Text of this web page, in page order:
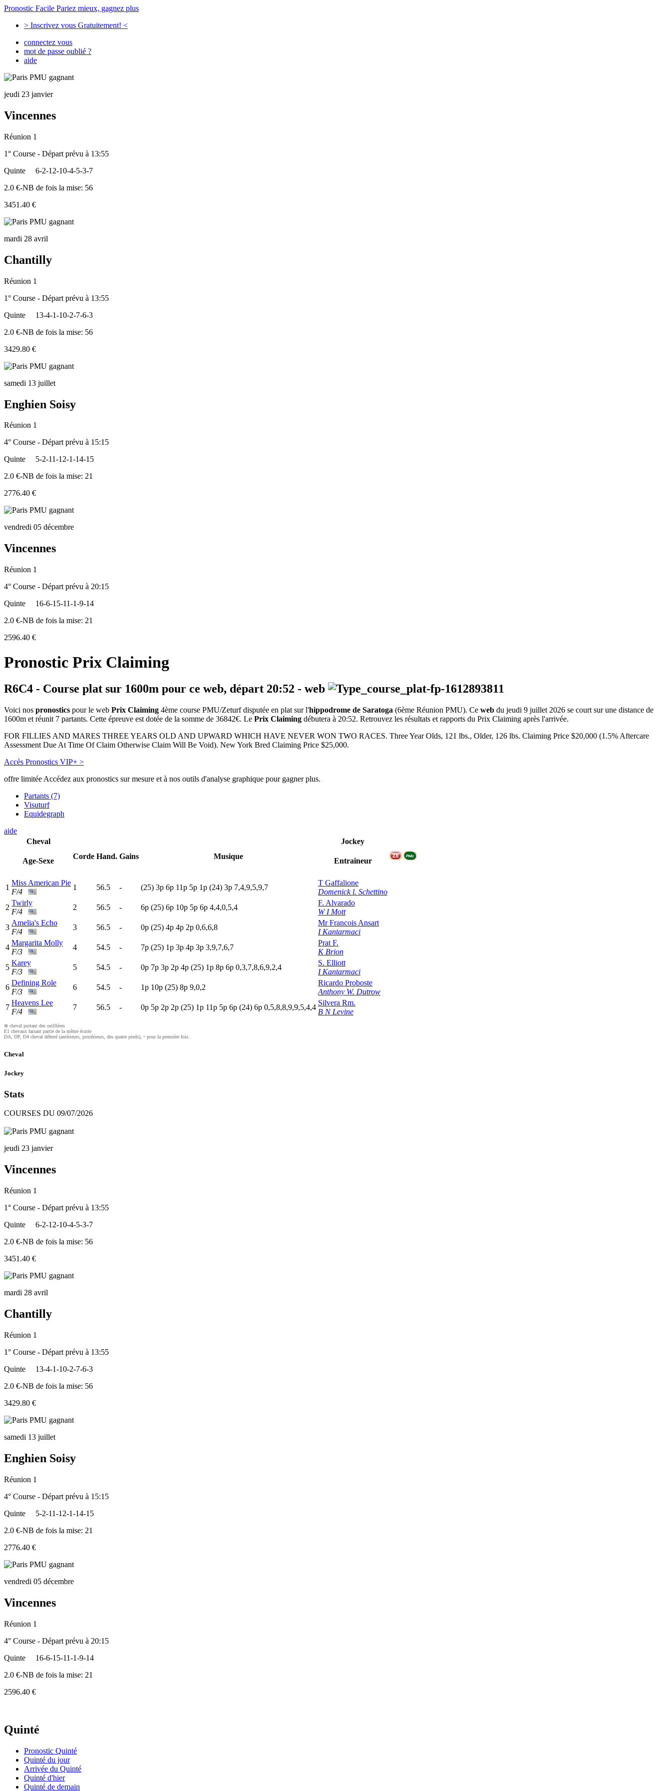
Pronostic Facile Pariez mieux, gagnez plus
> Inscrivez vous Gratuitement! <
connectez vous
mot de passe oublié ?
aide
jeudi 23 janvier
Vincennes
Réunion 1
1° Course - Départ prévu à 13:55
Quinte
6-2-12-10-4-5-3-7
2.0 €-NB de fois la mise: 56
3451.40 €
mardi 28 avril
Chantilly
Réunion 1
1° Course - Départ prévu à 13:55
Quinte
13-4-1-10-2-7-6-3
2.0 €-NB de fois la mise: 56
3429.80 €
samedi 13 juillet
Enghien Soisy
Réunion 1
4° Course - Départ prévu à 15:15
Quinte
5-2-11-12-1-14-15
2.0 €-NB de fois la mise: 21
2776.40 €
vendredi 05 décembre
Vincennes
Réunion 1
4° Course - Départ prévu à 20:15
Quinte
16-6-15-11-1-9-14
2.0 €-NB de fois la mise: 21
2596.40 €
Pronostic Prix Claiming
R6C4 - Course plat sur 1600m pour ce web, départ 20:52 - web
Voici nos pronostics pour le web Prix Claiming 4ème course PMU/Zeturf disputée en plat sur l'hippodrome de Saratoga (6ème Réunion PMU). Ce web du jeudi 9 juillet 2026 se court sur une distance de
1600m et réunit 7 partants. Cette épreuve est dotée de la somme de 36842€. Le Prix Claiming débutera à 20:52. Retrouvez les résultats et rapports du Prix Claiming après l'arrivée.
FOR FILLIES AND MARES THREE YEARS OLD AND UPWARD WHICH HAVE NEVER WON TWO RACES. Three Year Olds, 121 lbs., Older, 126 lbs. Claiming Price $20,000 (1.5% Aftercare
Assessment Due At Time Of Claim Otherwise Claim Will Be Void). New York Bred Claiming Price $25,000.
Accès Pronostics VIP+ >
offre limitée Accédez aux pronostics sur mesure et à nos outils d'analyse graphique pour gagner plus.
Partants (7)
Visuturf
Equidegraph
aide
Cheval
Age-Sexe
Corde Hand. Gains Musique
Jockey
Entraineur
1
Miss American Pie
F/4
1 56.5 - (25) 3p 6p 11p 5p 1p (24) 3p 7,4,9,5,9,7
T Gaffalione
Domenick l. Schettino
2
Twirly
F/4
2 56.5 - 6p (25) 6p 10p 5p 6p 4,4,0,5,4
F. Alvarado
W I Mott
3
Amelia's Echo
F/4
3 56.5 - 0p (25) 4p 4p 2p 0,6,6,8
Mr Francois Ansart
I Kantarmaci
4
Margarita Molly
F/3
4 54.5 - 7p (25) 1p 3p 4p 3p 3,9,7,6,7
Prat F.
K Brion
5
Karey
F/3
5 54.5 - 0p 7p 3p 2p 4p (25) 1p 8p 6p 0,3,7,8,6,9,2,4
S. Elliott
I Kantarmaci
6
Defining Role
F/3
6 54.5 - 1p 10p (25) 8p 9,0,2
Ricardo Proboste
Anthony W. Dutrow
7
Heavens Lee
F/4
7 56.5 - 0p 5p 2p 2p (25) 1p 11p 5p 6p (24) 6p 0,5,8,8,9,9,5,4,4
Silvera Rm.
B N Levine
⊗ cheval portant des oeilllères
E1 chevaux faisant partie de la même écurie
DA, DP, D4 cheval déferré (antérieurs, postérieurs, des quatre pieds), • pour la première fois.
Cheval
Jockey
Stats
COURSES DU 09/07/2026
jeudi 23 janvier
Vincennes
Réunion 1
1° Course - Départ prévu à 13:55
Quinte
6-2-12-10-4-5-3-7
2.0 €-NB de fois la mise: 56
3451.40 €
mardi 28 avril
Chantilly
Réunion 1
1° Course - Départ prévu à 13:55
Quinte
13-4-1-10-2-7-6-3
2.0 €-NB de fois la mise: 56
3429.80 €
samedi 13 juillet
Enghien Soisy
Réunion 1
4° Course - Départ prévu à 15:15
Quinte
5-2-11-12-1-14-15
2.0 €-NB de fois la mise: 21
2776.40 €
vendredi 05 décembre
Vincennes
Réunion 1
4° Course - Départ prévu à 20:15
Quinte
16-6-15-11-1-9-14
2.0 €-NB de fois la mise: 21
2596.40 €
Quinté
Pronostic Quinté
Quinté du jour
Arrivée du Quinté
Quinté d'hier
Quinté de demain